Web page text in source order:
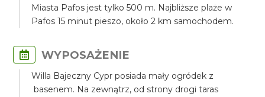
Miasta Pafos jest tylko 500 m. Najbliższe plaże w
Pafos 15 minut pieszo, około 2 km samochodem.
WYPOSAŻENIE
Willa Bajeczny Cypr posiada mały ogródek z
basenem. Na zewnątrz, od strony drogi taras